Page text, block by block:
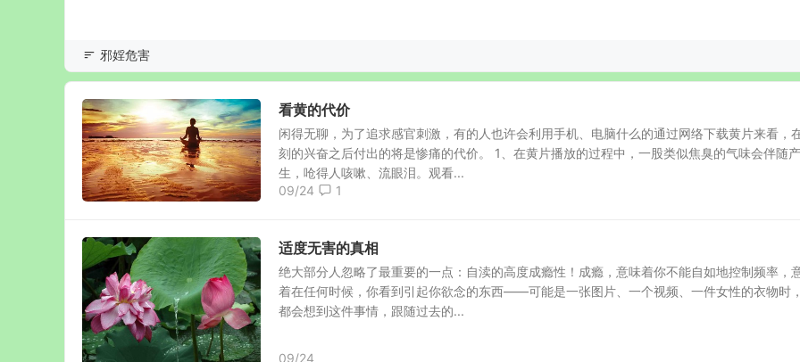
邪婬危害
看黄的代价
闲得无聊，为了追求感官刺激，有的人也许会利用手机、电脑什么的通过网络下载黄片来看，
刻的兴奋之后付出的将是惨痛的代价。 1、在黄片播放的过程中，一股类似焦臭的气味会伴随产
生，呛得人咳嗽、流眼泪。观看...
09/24
1
适度无害的真相
绝大部分人忽略了最重要的一点：自渎的高度成瘾性！成瘾，意味着你不能自如地控制频率，
着在任何时候，你看到引起你欲念的东西——可能是一张图片、一个视频、一件女性的衣物时
都会想到这件事情，跟随过去的...
09/24